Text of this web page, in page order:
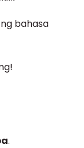
bahasa
.